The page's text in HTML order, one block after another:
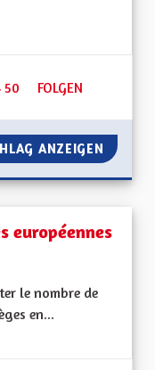
50 50 FOLLOWER
FOLGEN
ENSEIGNEMENTS
ANZEIGEN
européennes
le nombre de
en...